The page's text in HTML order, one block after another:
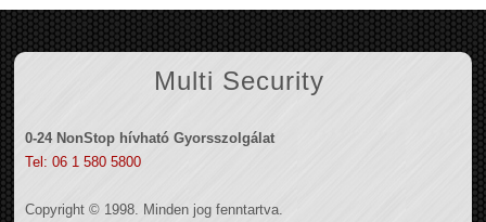
Multi Security
0-24 NonStop hívható Gyorsszolgálat
Tel: 06 1 580 5800
Copyright © 1998. Minden jog fenntartva.